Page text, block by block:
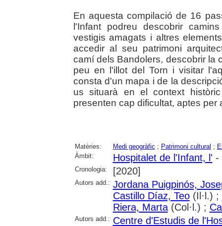
En aquesta compilació de 16
l'Infant podreu descobrir
vestigis amagats i altres
accedir al seu patrimoni
camí dels Bandolers, descobrir la
peu en l'illot del Torn i visitar
consta d'un mapa i de la
us situarà en el context
presenten cap dificultat, aptes per
Matèries: Medi geogràfic ; Patrimoni cultural ;
Àmbit:
Hospitalet de l'Infant, l' -
Cronologia: [2020]
Autors add.: Jordana Puigpinós,
Castillo Díaz, Teo(Il·l.) ;
Riera, Marta(Col·l.) ;
Autors add.: Centre d'Estudis de